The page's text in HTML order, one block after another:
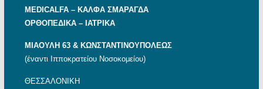
MEDICALFA – KAΛΦΑ ΣΜΑΡΑΓΔΑ
ΟΡΘΟΠΕΔΙΚΑ – ΙΑΤΡΙΚΑ
ΜΙΑΟΥΛΗ 63 & ΚΩΝΣΤΑΝΤΙΝΟΥΠΟΛΕΩΣ
(έναντι Ιπποκρατείου Νοσοκομείου)
ΘΕΣΣΑΛΟΝΙΚΗ